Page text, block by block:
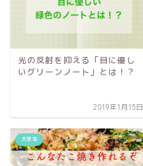
光の反射を抑える「目に優し
いグリーンノート」とは！？
2019年1月15日
大学生